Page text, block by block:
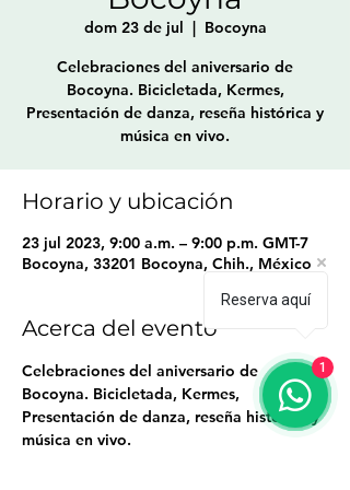
dom 23 de jul
  |
Bocoyna
Celebraciones del aniversario de
Bocoyna. Bicicletada, Kermes,
Presentación de danza, reseña histórica y
música en vivo.
Horario y ubicación
23 jul 2023, 9:00 a.m. – 9:00 p.m. GMT-7
Bocoyna, 33201 Bocoyna, Chih., México
Acerca del evento
Celebraciones del aniversario de
Bocoyna. Bicicletada, Kermes,
Presentación de danza, reseña histórica y
música en vivo.
Reserva aquí
1